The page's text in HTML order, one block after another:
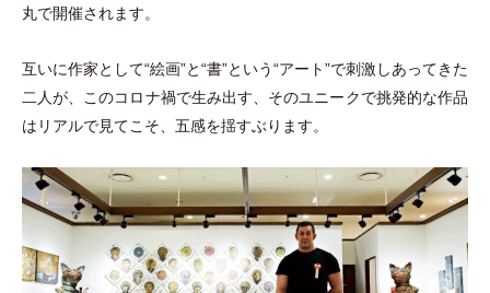
丸で開催されます。
互いに作家として“絵画”と“書”という“アート”で刺激しあってきた
二人が、このコロナ禍で生み出す、そのユニークで挑発的な作品
はリアルで見てこそ、五感を揺すぶります。